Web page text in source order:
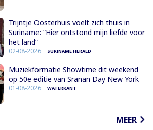
Trijntje Oosterhuis voelt zich thuis in
Suriname: “Hier ontstond mijn liefde voor
het land”
02-08-2026 SURINAME HERALD
Muziekformatie Showtime dit weekend
op 50e editie van Sranan Day New York
01-08-2026 WATERKANT
MEER